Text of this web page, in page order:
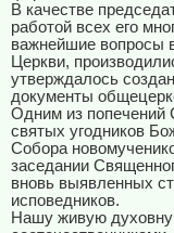
В качестве
работой всех его
важнейшие вопросы
Церкви,
утверждалось
документы
Одним из попечений
святых угодников
Собора
заседании
вновь выявленных
исповедников.
Нашу живую